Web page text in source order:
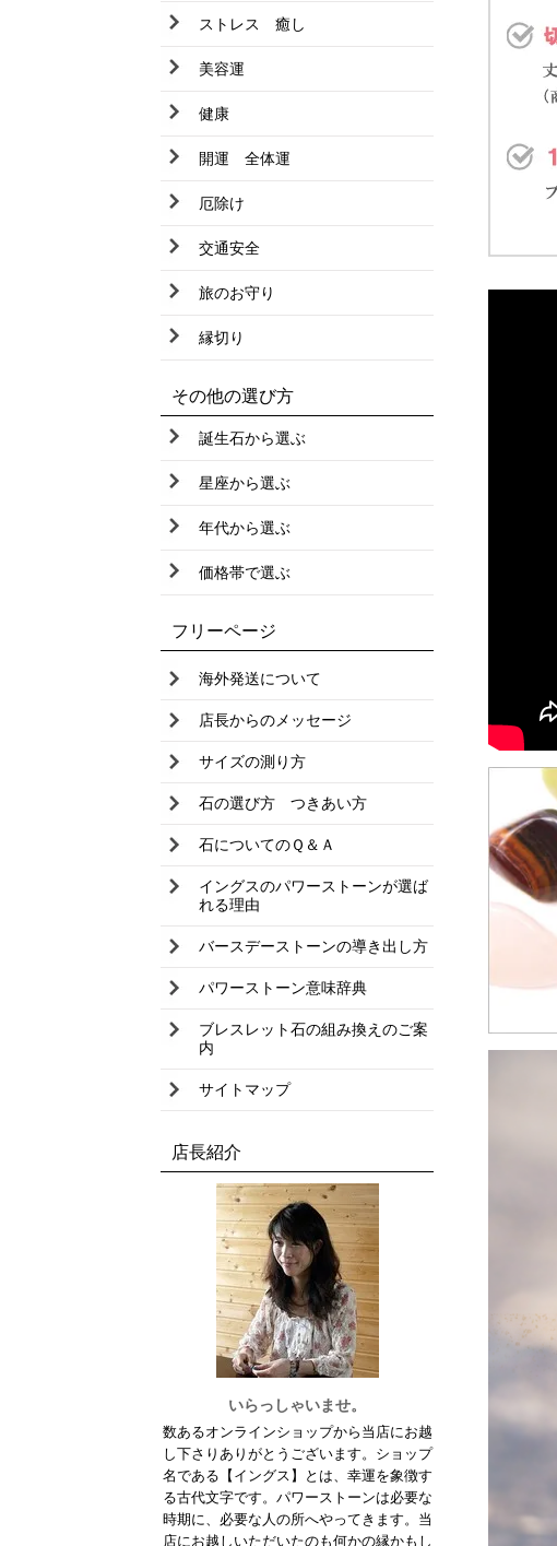
サファイヤ
サードオニキス
サンストーン
シトリン
シャーマナイト
シルバーオーラクリスタル
シルバールチルクオーツ
シーブルーカルセドニー
スギライト
ストロベリークオーツ
スモーキークオーツ
スーパーセブン
ソーダライト
ターコイズ
淡水パール
天眼石
チャロアイト
トルマリン
トパーズ
ドックティースアメジスト
ニュージェイド
翡翠
ピンクオパール
ピンクタルク
フローライト
ブラックマトリックスオパール
ブラックルチルクオーツ
ブラッドストーン
プレナイト
ブルーレースアゲート
ブラックスピネル
へマタイト
ペリドット
ブルータイガーアイ
ストレス 癒し
美容運
健康
開運 全体運
厄除け
交通安全
旅のお守り
縁切り
その他の選び方
誕生石から選ぶ
星座から選ぶ
年代から選ぶ
価格帯で選ぶ
フリーページ
海外発送について
店長からのメッセージ
サイズの測り方
石の選び方 つきあい方
石についてのＱ＆Ａ
イングスのパワーストーンが選ば
れる理由
バースデーストーンの導き出し方
パワーストーン意味辞典
ブレスレット石の組み換えのご案
内
サイトマップ
店長紹介
いらっしゃいませ。
数あるオンラインショップから当店にお越
し下さりありがとうございます。ショップ
名である【イングス】とは、幸運を象徴す
る古代文字です。パワーストーンは必要な
時期に、必要な人の所へやってきます。当
店にお越しいただいたのも何かの縁かもし